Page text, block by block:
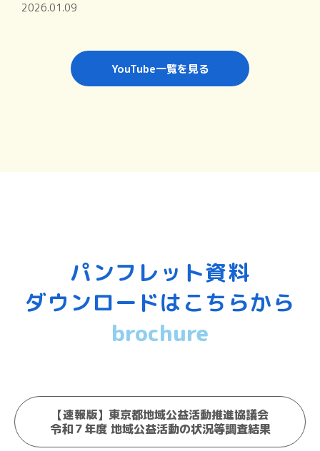
YouTube一覧を見る
2026.01.09
パンフレット資料
ダウンロードはこちらから
brochure
【速報版】東京都地域公益活動推進協議会
令和７年度 地域公益活動の状況等調査結果